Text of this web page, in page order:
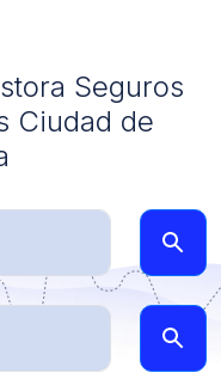
Seguros
Ciudad de